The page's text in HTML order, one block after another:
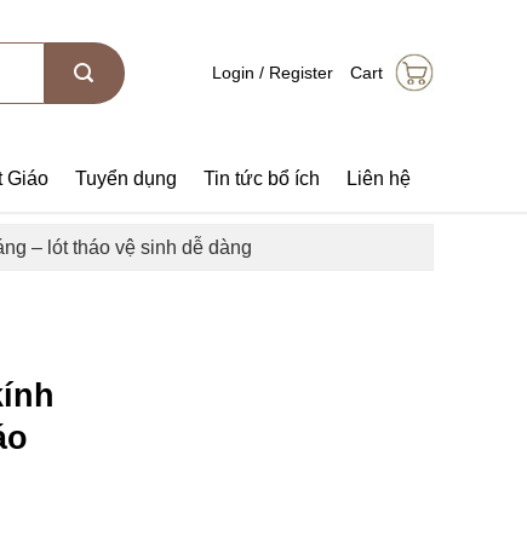
Login / Register Cart
Giáo Tuyển dụng Tin tức bổ ích Liên hệ
– lót tháo vệ sinh dễ dàng